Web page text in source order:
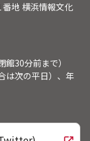
地 横浜情報文化
30分前まで）
次の平日）、年